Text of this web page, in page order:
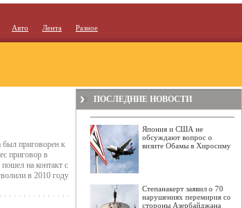
Авто Лента Разное
был приговорен к
приговор в
на контакт с
в 2010 году
ПОСЛЕДНИЕ НОВОСТИ
Япония и США не
обсуждают вопрос о
визите Обамы в Хиросиму
Степанакерт заявил о 70
нарушениях перемирия со
стороны Азербайджана